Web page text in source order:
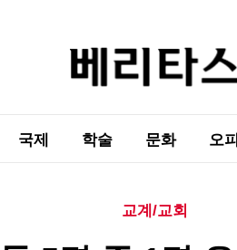
국제 학술 문화 오
교계/교회